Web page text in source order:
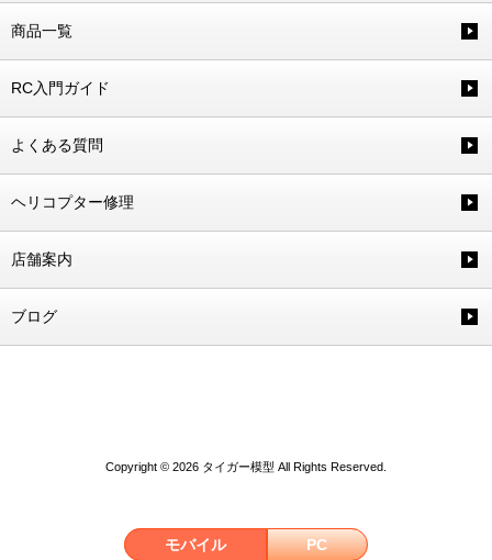
商品一覧
RC入門ガイド
よくある質問
ヘリコプター修理
店舗案内
ブログ
Copyright © 2026 タイガー模型 All Rights Reserved.
モバイル PC